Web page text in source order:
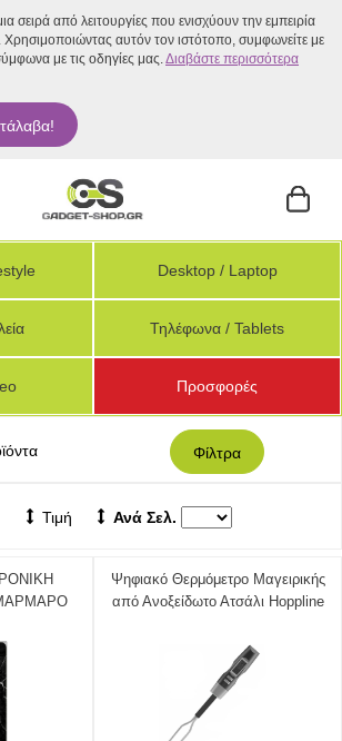
σειρά από λειτουργίες που ενισχύουν την εμπειρία
αυτόν τον ιστότοπο, συμφωνείτε με
με τις οδηγίες μας.Διαβάστε περισσότερα
Desktop / Laptop
Τηλέφωνα / Tablets
Προσφορές
Φίλτρα
Τιμή Ανά Σελ.
Ψηφιακό Θερμόμετρο Μαγειρικής
από Ανοξείδωτο Ατσάλι Hoppline